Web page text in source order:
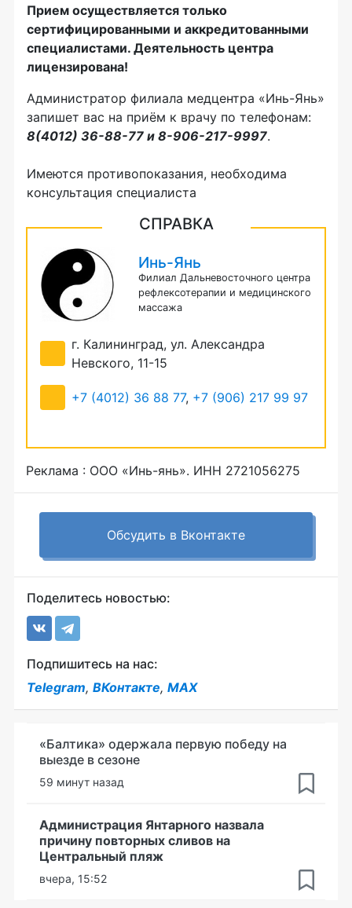
Прием осуществляется только
сертифицированными и аккредитованными
специалистами. Деятельность центра
лицензирована!
Администратор филиала медцентра «Инь-Янь»
запишет вас на приём к врачу по телефонам:
8(4012) 36-88-77 и 8-906-217-9997.
Имеются противопоказания, необходима
консультация специалиста
СПРАВКА
Инь-Янь
Филиал Дальневосточного центра
рефлексотерапии и медицинского
массажа
г. Калининград, ул. Александра
Невского, 11-15
+7 (4012) 36 88 77, +7 (906) 217 99 97
Реклама : ООО «Инь-янь». ИНН 2721056275
Обсудить в Вконтакте
Поделитесь новостью:
Подпишитесь на нас:
Telegram, ВКонтакте, MAX
«Балтика» одержала первую победу на
выезде в сезоне
59 минут назад
Администрация Янтарного назвала
причину повторных сливов на
Центральный пляж
вчера, 15:52